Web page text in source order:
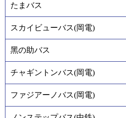
たまバス
スカイビューバス(岡電)
黑の助バス
チャギントンバス(岡電)
ファジアーノバス(岡電)